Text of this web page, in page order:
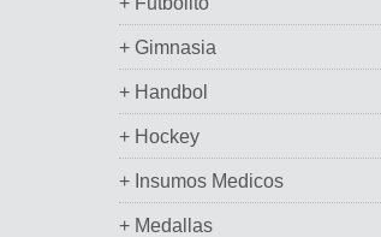
+ Gimnasia
+ Handbol
+ Hockey
+ Insumos Medicos
+ Medallas